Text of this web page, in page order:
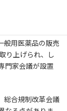
般用医薬品の販売
り上げられ、し
門家会議が設置
総合規制改革会議